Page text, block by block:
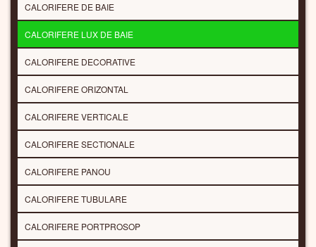
CALORIFERE DE BAIE
CALORIFERE LUX DE BAIE
CALORIFERE DECORATIVE
CALORIFERE ORIZONTAL
CALORIFERE VERTICALE
CALORIFERE SECTIONALE
CALORIFERE PANOU
CALORIFERE TUBULARE
CALORIFERE PORTPROSOP